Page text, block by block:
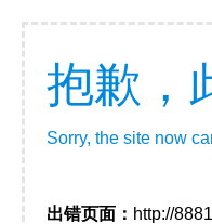
抱歉，
Sorry, the site now
出错页面： http://